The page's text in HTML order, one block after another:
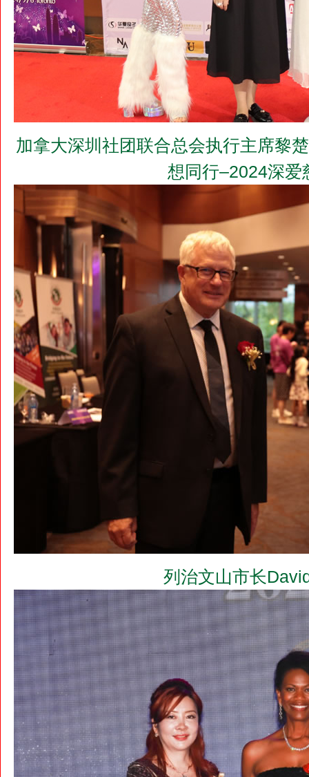
加拿大深圳社团联合总会执行主席黎
想同行–2024深爱
列治文山市长